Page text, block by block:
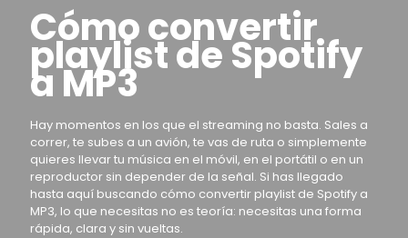
Cómo convertir
playlist de Spotify
a MP3
Hay momentos en los que el streaming no basta. Sales a
correr, te subes a un avión, te vas de ruta o simplemente
quieres llevar tu música en el móvil, en el portátil o en un
reproductor sin depender de la señal. Si has llegado
hasta aquí buscando cómo convertir playlist de Spotify a
MP3, lo que necesitas no es teoría: necesitas una forma
rápida, clara y sin vueltas.